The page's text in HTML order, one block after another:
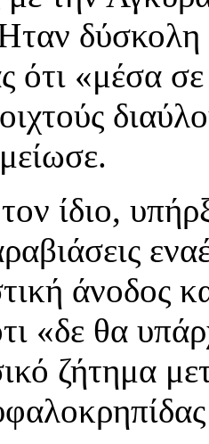
ότι «μέσα
ίδιο,
άνοδος
«δε θα
ζήτημα